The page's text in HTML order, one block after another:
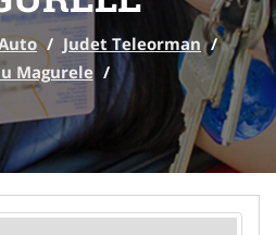
/ Judet Teleorman /
Magurele /